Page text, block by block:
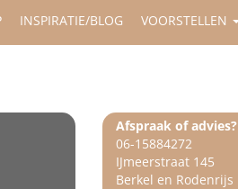
INSPIRATIE/BLOG VOORSTELLEN
Afspraak of advies?
06-15884272
IJmeerstraat 145
Berkel en Rodenrijs